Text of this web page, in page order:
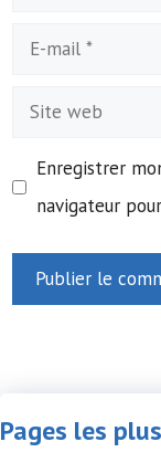
Site
Enregistrer
navigateur
Pages les